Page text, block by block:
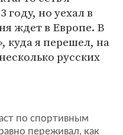
году, но уехал в
ждет в Европе. В
куда я перешел, на
русских
по спортивным
переживал, как